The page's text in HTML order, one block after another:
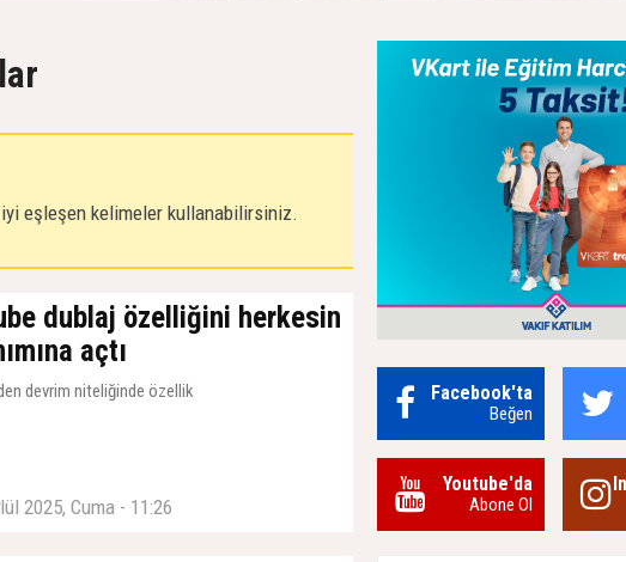
eşleşen kelimeler kullanabilirsiniz.
dublaj özelliğini herkesin
açtı
devrim niteliğinde özellik
2025, Cuma - 11:26
Facebook'ta
Beğen
Youtube'da
Abone Ol